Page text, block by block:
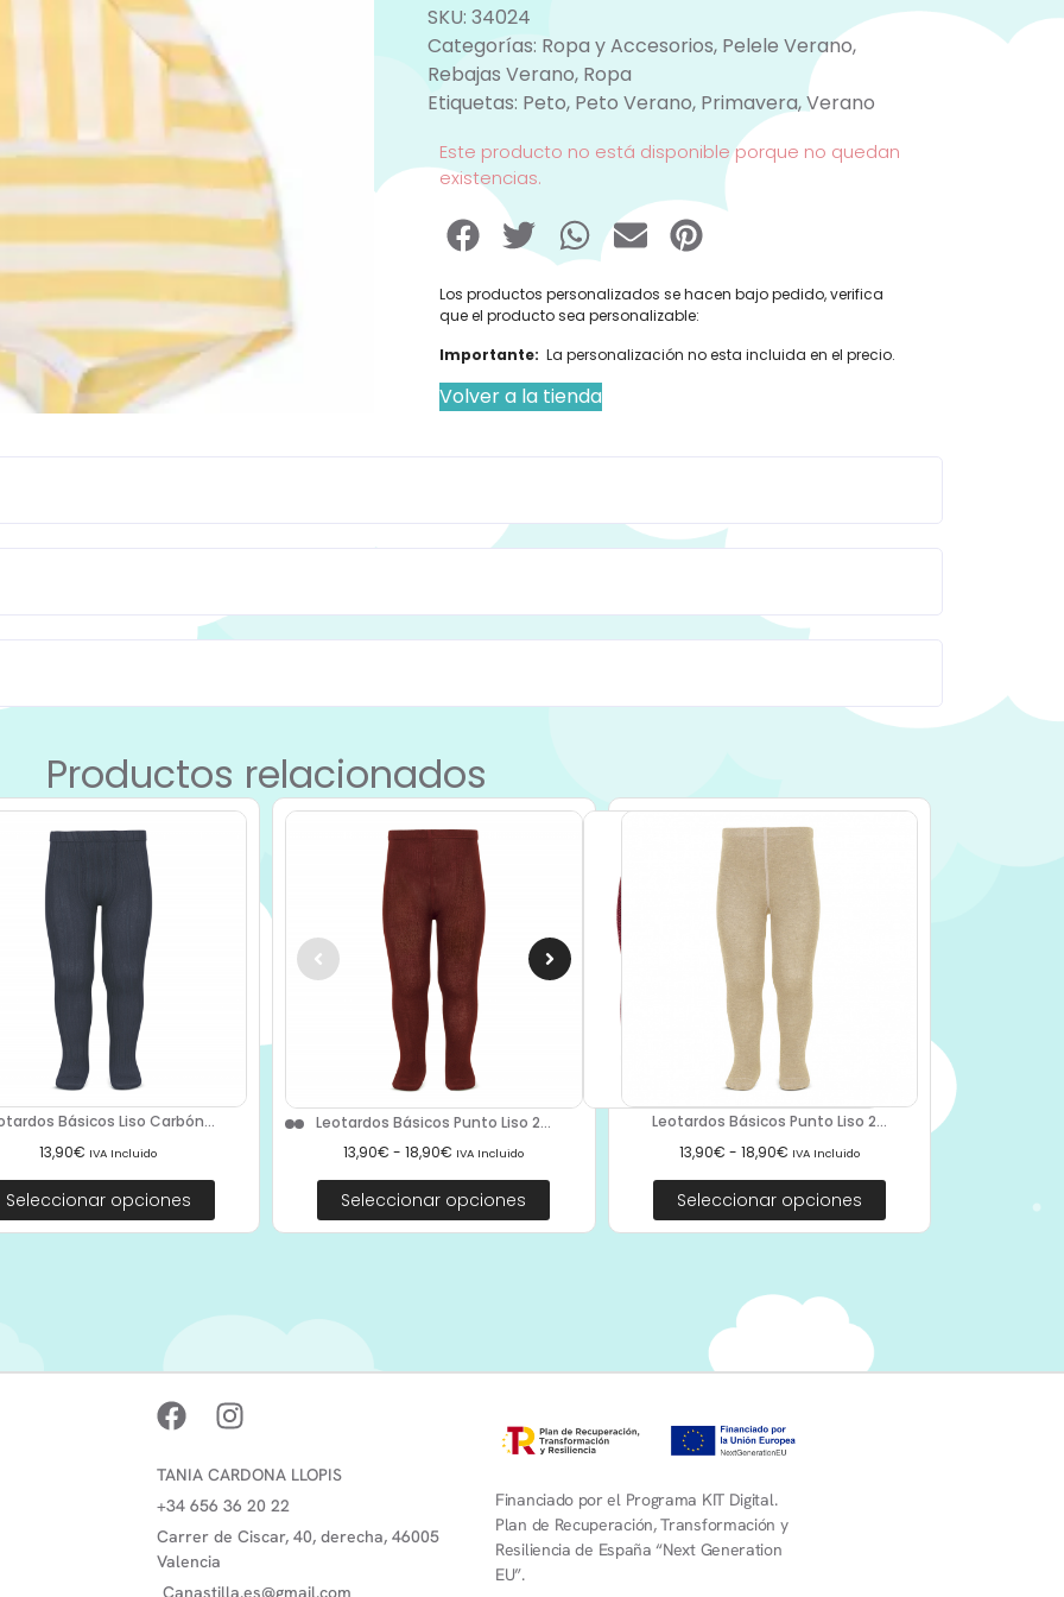
SKU: 34024
Categorías: Ropa y Accesorios, Pelele Verano,
Rebajas Verano, Ropa
Etiquetas: Peto, Peto Verano, Primavera,Verano
Este producto no está disponible porque no quedan
existencias.
Los productos personalizados se hacen bajo pedido, verifica
que el producto sea personalizable:
Importante: La personalización no esta incluida en el precio.
Volver a la tienda
Productos relacionados
Básicos Liso Carbón...
13,90€ IVA Incluido
Seleccionar opciones
Leotardos Básicos Punto Liso 2...
13,90€ - 18,90€ IVA Incluido
Seleccionar opciones
Leotardos Básicos Punto Liso 2...
13,90€ - 18,90€ IVA Incluido
Seleccionar opciones
TANIA CARDONA LLOPIS
+34 656 36 20 22
Carrer de Ciscar, 40, derecha, 46005
Valencia
Canastilla.es@gmail.com
Financiado por el Programa KIT Digital.
Plan de Recuperación, Transformación y
Resiliencia de España “Next Generation
EU”.